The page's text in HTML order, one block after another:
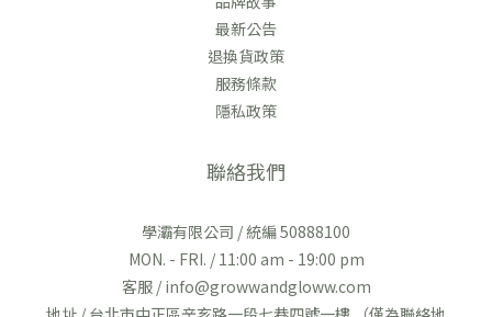
最新公告
退換貨政策
服務條款
隱私政策
聯絡我們
學灞有限公司 / 統編 50888100
MON. - FRI. / 11:00 am - 19:00 pm
客服 / info@growwandgloww.com